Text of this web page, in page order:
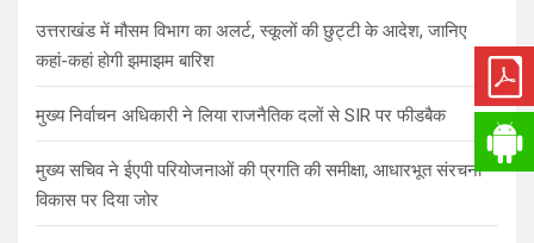
उत्तराखंड में मौसम विभाग का अलर्ट, स्कूलों की छुट्टी के आदेश, जानिए
कहां-कहां होगी झमाझम बारिश
मुख्य निर्वाचन अधिकारी ने लिया राजनैतिक दलों से SIR पर फीडबैक
मुख्य सचिव ने ईएपी परियोजनाओं की प्रगति की समीक्षा, आधारभूत संरचना
विकास पर दिया जोर